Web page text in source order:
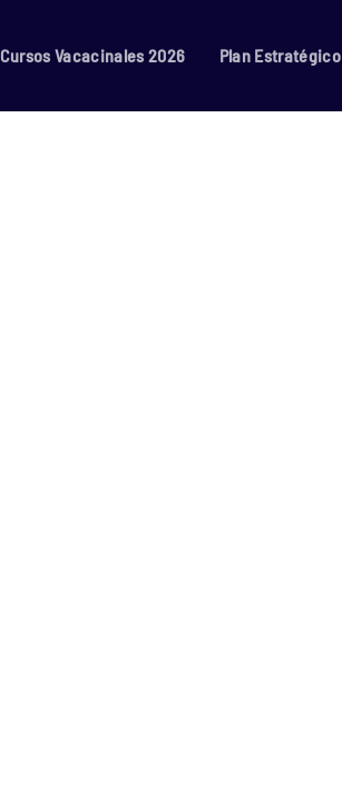
Cursos Vacacinales 2026 Plan Estratégico